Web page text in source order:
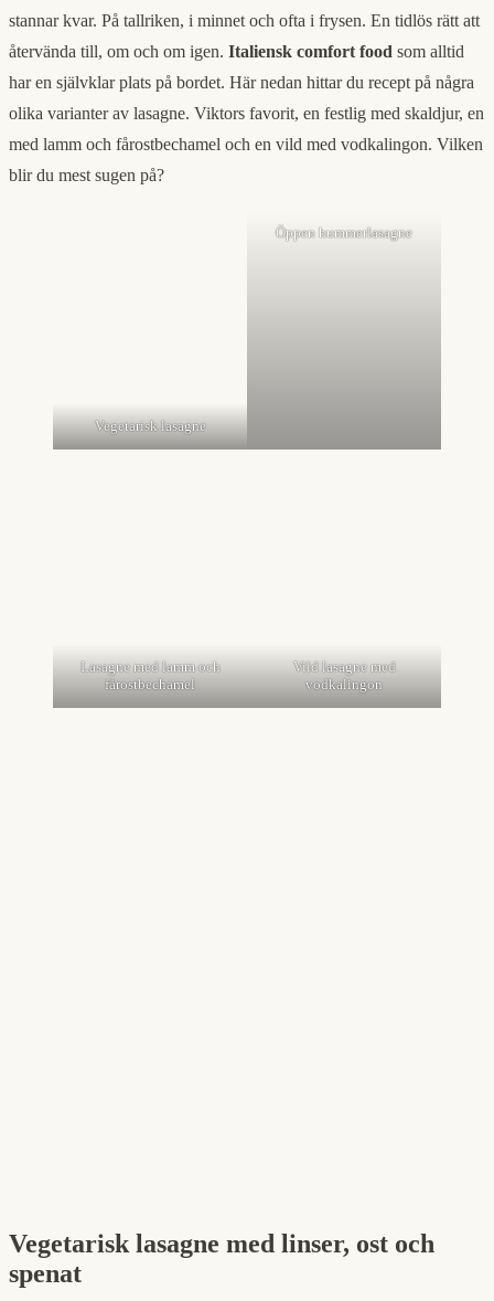
stannar kvar. På tallriken, i minnet och ofta i frysen. En tidlös rätt att
återvända till, om och om igen. Italiensk comfort food som alltid
har en självklar plats på bordet. Här nedan hittar du recept på några
olika varianter av lasagne. Viktors favorit, en festlig med skaldjur, en
med lamm och fårostbechamel och en vild med vodkalingon. Vilken
blir du mest sugen på?
Vegetarisk lasagne
Öppen hummerlasagne
Lasagne med lamm och
fårostbechamel
Vild lasagne med
vodkalingon
Vegetarisk lasagne med linser, ost och
spenat